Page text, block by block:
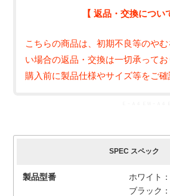
【 返品・交換につい
こちらの商品は、初期不良等のや
い場合の返品・交換は一切承って
購入前に製品仕様やサイズ等をご確
SPEC スペック
製品型番
ホワイト
ブラック